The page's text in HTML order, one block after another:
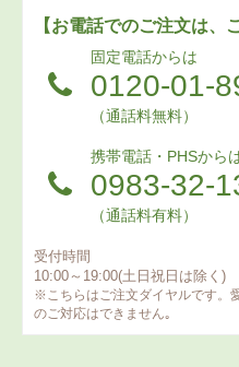
【お電話でのご注文は、
固定電話からは
0120-01-
（通話料無料）
携帯電話・PHSから
0983-32-
（通話料有料）
受付時間
10:00～19:00(土日祝日は除く)
※こちらはご注文ダイヤルです。
のご対応はできません｡